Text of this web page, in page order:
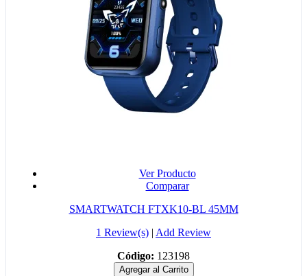
Ver Producto
Comparar
SMARTWATCH FTXK10-BL 45MM
1 Review(s) | Add Review
Código: 123198
Agregar al Carrito